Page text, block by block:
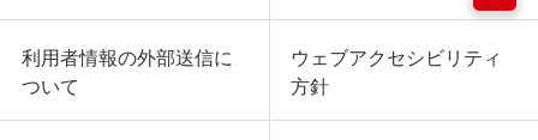
利用者情報の外部送信に
ついて
ウェブアクセシビリティ
方針